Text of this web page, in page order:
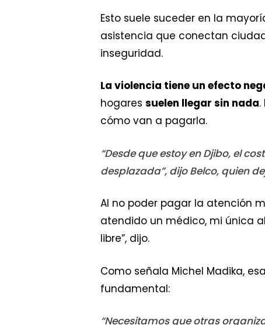
Esto suele suceder en la
asistencia que conectan
inseguridad.
La violencia tiene un efecto
hogares suelen llegar sin nada
cómo van a pagarla.
“Desde que estoy en Djibo, el
desplazada”, dijo Belco, quien
Al no poder pagar la atención
atendido un médico, mi única
libre”, dijo.
Como señala Michel Madika,
fundamental:
“Necesitamos que otras